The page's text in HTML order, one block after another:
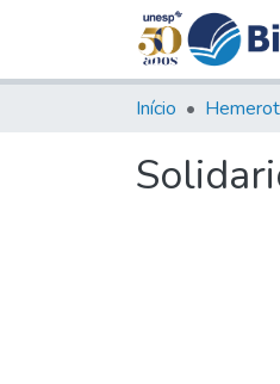
Início